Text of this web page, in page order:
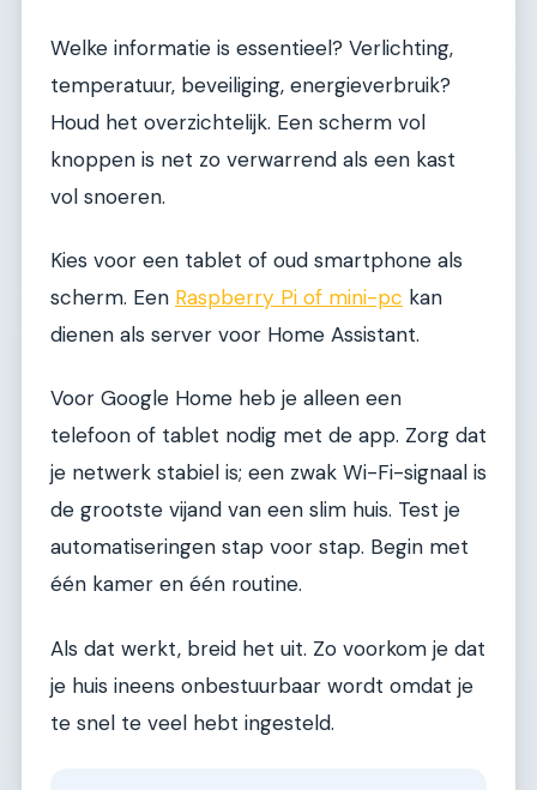
Welke informatie is essentieel? Verlichting,
temperatuur, beveiliging, energieverbruik?
Houd het overzichtelijk. Een scherm vol
knoppen is net zo verwarrend als een kast
vol snoeren.
Kies voor een tablet of oud smartphone als
scherm. Een Raspberry Pi of mini-pc kan
dienen als server voor Home Assistant.
Voor Google Home heb je alleen een
telefoon of tablet nodig met de app. Zorg dat
je netwerk stabiel is; een zwak Wi-Fi-signaal is
de grootste vijand van een slim huis. Test je
automatiseringen stap voor stap. Begin met
één kamer en één routine.
Als dat werkt, breid het uit. Zo voorkom je dat
je huis ineens onbestuurbaar wordt omdat je
te snel te veel hebt ingesteld.